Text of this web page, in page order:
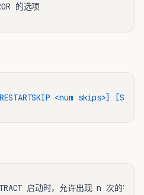
<num skips>]
启动时，允许出现 n 次的错误